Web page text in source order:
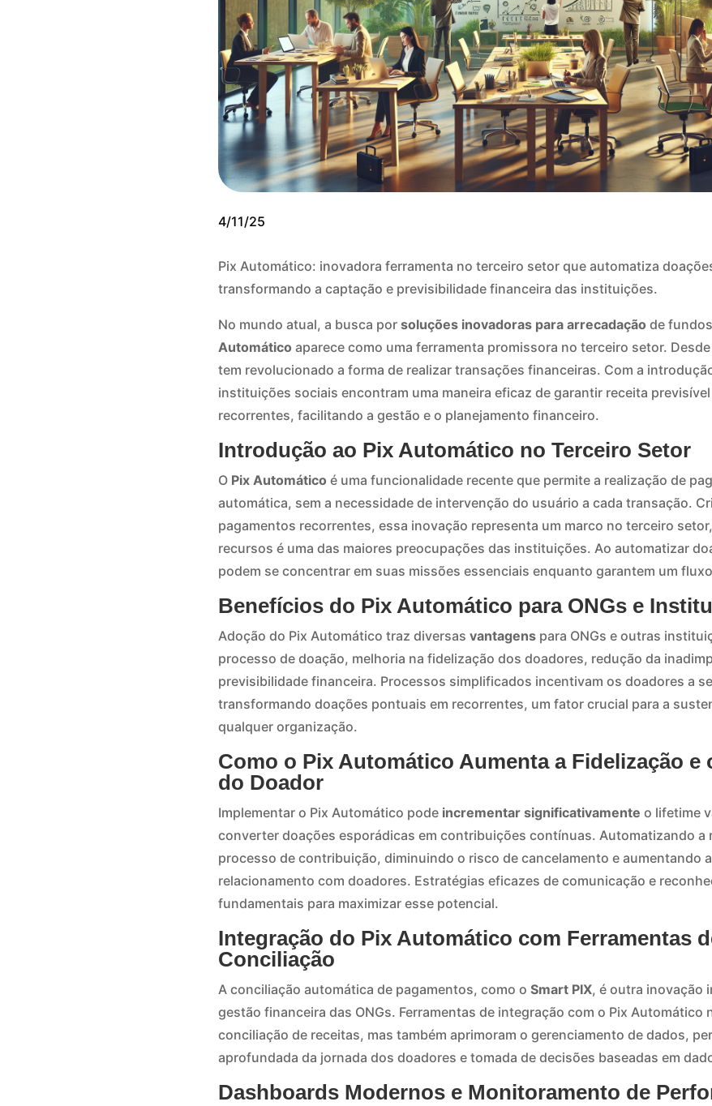
4/11/25
Pix Automático: inovadora ferramenta no terceiro setor que automatiza
transformando a captação e previsibilidade financeira das instituições.
No mundo atual, a busca por soluções inovadoras para arrecadação de
Automático aparece como uma ferramenta promissora no terceiro setor.
tem revolucionado a forma de realizar transações financeiras. Com a
instituições sociais encontram uma maneira eficaz de garantir receita
recorrentes, facilitando a gestão e o planejamento financeiro.
Introdução ao Pix Automático no Terceiro Setor
O Pix Automático é uma funcionalidade recente que permite a realização de
automática, sem a necessidade de intervenção do usuário a cada transação.
pagamentos recorrentes, essa inovação representa um marco no terceiro
recursos é uma das maiores preocupações das instituições. Ao automatizar
podem se concentrar em suas missões essenciais enquanto garantem um
Benefícios do Pix Automático para ONGs e
Adoção do Pix Automático traz diversas vantagenspara ONGs e outras
processo de doação, melhoria na fidelização dos doadores, redução da
previsibilidade financeira. Processos simplificados incentivam os doadores a
transformando doações pontuais em recorrentes, um fator crucial para a
qualquer organização.
Como o Pix Automático Aumenta a Fidelização e
do Doador
Implementar o Pix Automático pode incrementar significativamente o lifetime
converter doações esporádicas em contribuições contínuas. Automatizando a
processo de contribuição, diminuindo o risco de cancelamento e aumentando
relacionamento com doadores. Estratégias eficazes de comunicação e
fundamentais para maximizar esse potencial.
Integração do Pix Automático com Ferramentas
Conciliação
A conciliação automática de pagamentos, como o Smart PIX, é outra inovação
gestão financeira das ONGs. Ferramentas de integração com o Pix Automático
conciliação de receitas, mas também aprimoram o gerenciamento de dados,
aprofundada da jornada dos doadores e tomada de decisões baseadas em
Dashboards Modernos e Monitoramento de